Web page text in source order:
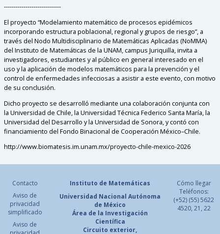
-----------------------------
El proyecto “Modelamiento matemático de procesos epidémicos
incorporando estructura poblacional, regional y grupos de riesgo”, a
través del Nodo Multidisciplinario de Matemáticas Aplicadas (NoMMA)
del Instituto de Matemáticas de la UNAM, campus Juriquilla, invita a
investigadores, estudiantes y al público en general interesado en el
uso y la aplicación de modelos matemáticos para la prevención y el
control de enfermedades infecciosas a asistir a este evento, con motivo
de su conclusión.
Dicho proyecto se desarrolló mediante una colaboración conjunta con
la Universidad de Chile, la Universidad Técnica Federico Santa María, la
Universidad del Desarrollo y la Universidad de Sonora, y contó con
financiamiento del Fondo Binacional de Cooperación México–Chile.
http://www.biomatesis.im.unam.mx/proyecto-chile-mexico-2026
Contacto
Aviso de
privacidad
simplificado
Aviso de
Instituto de Matemáticas
Universidad Nacional Autónoma
de México
Área de la Investigación
Científica
Circuito exterior,
Cómo llegar
Teléfonos:
(+52) (55) 5622
4520, 21, 22